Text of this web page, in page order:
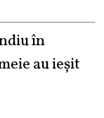
în
au ieșit